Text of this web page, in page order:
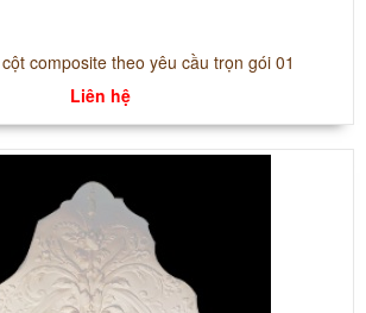
composite theo yêu cầu trọn gói 01
Liên hệ